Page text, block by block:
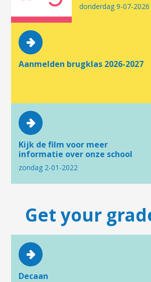
donderdag 9-07-2026
Aanmelden brugklas 2026-2027
Kijk de film voor meer
informatie over onze school
zondag 2-01-2022
Get your
Decaan